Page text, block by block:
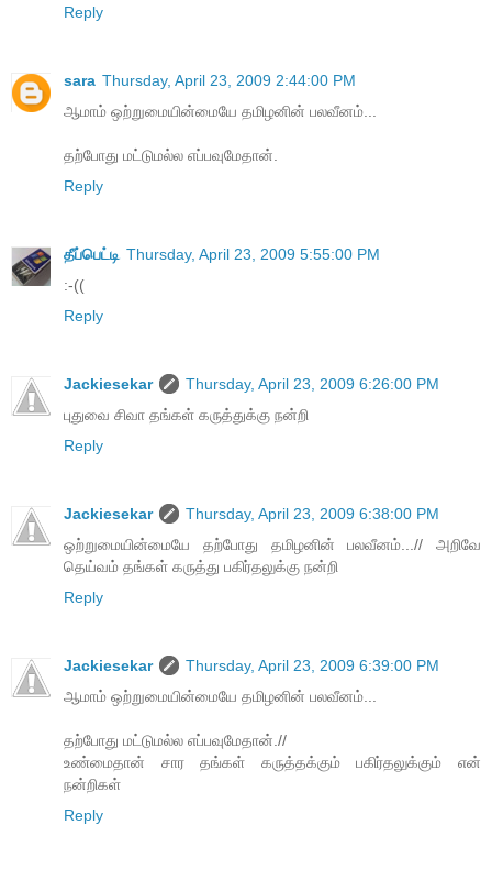
Reply
sara Thursday, April 23, 2009 2:44:00 PM
ஆமாம் ஒற்றுமையின்மையே தமிழனின் பலவீனம்...
தற்போது மட்டுமல்ல எப்பவுமேதான்.
Reply
தீப்பெட்டி Thursday, April 23, 2009 5:55:00 PM
:-((
Reply
Jackiesekar
Thursday, April 23, 2009 6:26:00 PM
புதுவை சிவா தங்கள் கருத்துக்கு நன்றி
Reply
Jackiesekar
Thursday, April 23, 2009 6:38:00 PM
ஒற்றுமையின்மையே தற்போது தமிழனின் பலவீனம்...// அறிவே
தெய்வம் தங்கள் கருத்து பகிர்தலுக்கு நன்றி
Reply
Jackiesekar
Thursday, April 23, 2009 6:39:00 PM
ஆமாம் ஒற்றுமையின்மையே தமிழனின் பலவீனம்...
தற்போது மட்டுமல்ல எப்பவுமேதான்.//
உண்மைதான் சார தங்கள் கருத்தக்கும் பகிர்தலுக்கும் என்
நன்றிகள்
Reply